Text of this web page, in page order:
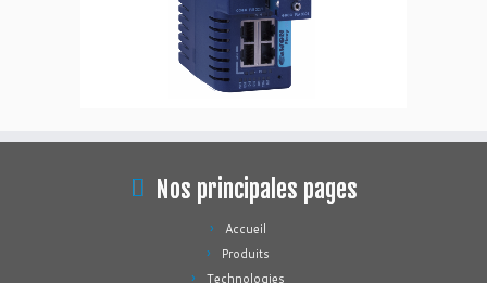
Nos principales pages
Accueil
Produits
Technologies